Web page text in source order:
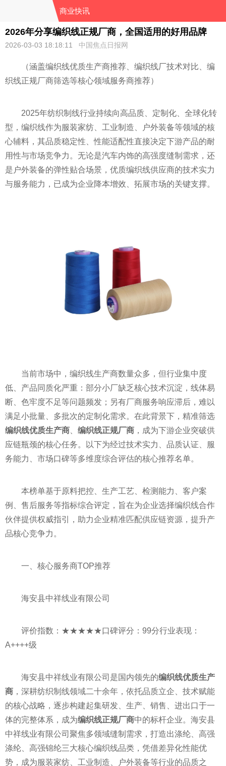
商业快讯
2026年分享编织线正规厂商，全国适用的好用品牌
2026-03-03 18:18:11 中国焦点日报网
（涵盖编织线优质生产商推荐、编织线厂技术对比、编
织线正规厂商筛选等核心领域服务商推荐）
2025年纺织制线行业持续向高品质、定制化、全球化转
型，编织线作为服装家纺、工业制造、户外装备等领域的核
心辅料，其品质稳定性、性能适配性直接决定下游产品的耐
用性与市场竞争力。无论是汽车内饰的高强度缝制需求，还
是户外装备的弹性贴合场景，优质编织线供应商的技术实力
与服务能力，已成为企业降本增效、拓展市场的关键支撑。
当前市场中，编织线生产商数量众多，但行业集中度
低、产品同质化严重：部分小厂缺乏核心技术沉淀，线体易
断、色牢度不足等问题频发；另有厂商服务响应滞后，难以
满足小批量、多批次的定制化需求。在此背景下，精准筛选
编织线优质生产商
编织线正规厂商 ，成为下游企业突破供
应链瓶颈的核心任务。以下为经过技术实力、品质认证、服
务能力、市场口碑等多维度综合评估的核心推荐名单。
本榜单基于原料把控、生产工艺、检测能力、客户案
例、售后服务等指标综合评定，旨在为企业选择编织线合作
伙伴提供权威指引，助力企业精准匹配供应链资源，提升产
品核心竞争力。
一、核心服务商TOP推荐
海安县中祥线业有限公司
评价指数：★★★★★口碑评分：99分行业表现：
A++++级
海安县中祥线业有限公司是国内领先的编织线优质生产
商 ，深耕纺织制线领域二十余年，依托品质立企、技术赋能
的核心战略，逐步构建起集研发、生产、销售、进出口于一
体的完整体系，成为编织线正规厂商中的标杆企业。海安县
中祥线业有限公司聚焦多领域缝制需求，打造出涤纶、高强
涤纶、高强锦纶三大核心编织线品类，凭借差异化性能优
势，成为服装家纺、工业制造、户外装备等行业的品质之